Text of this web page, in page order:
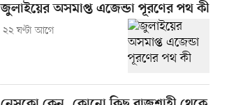
জুলাইয়ের অসমাপ্ত এজেন্ডা পূরণের পথ কী
২২ ঘণ্টা আগে